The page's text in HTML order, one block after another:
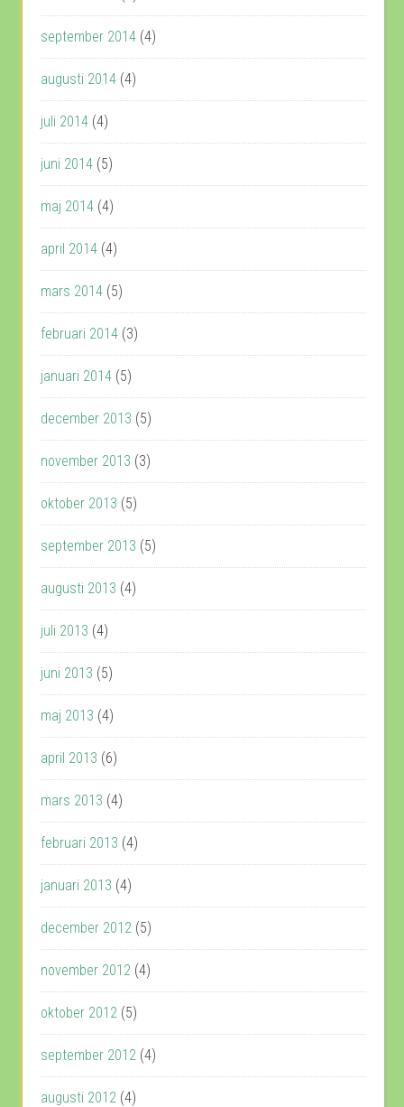
september 2014 (4)
augusti 2014 (4)
juli 2014 (4)
juni 2014 (5)
maj 2014 (4)
april 2014 (4)
mars 2014 (5)
februari 2014 (3)
januari 2014 (5)
december 2013 (5)
november 2013 (3)
oktober 2013 (5)
september 2013 (5)
augusti 2013 (4)
juli 2013 (4)
juni 2013 (5)
maj 2013 (4)
april 2013 (6)
mars 2013 (4)
februari 2013 (4)
januari 2013 (4)
december 2012 (5)
november 2012 (4)
oktober 2012 (5)
september 2012 (4)
augusti 2012 (4)